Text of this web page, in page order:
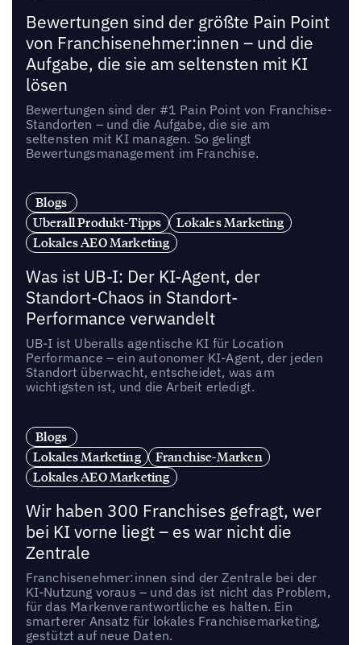
Bewertungen sind der größte Pain Point
von Franchisenehmer:innen – und die
Aufgabe, die sie am seltensten mit KI
lösen
Bewertungen sind der #1 Pain Point von Franchise-
Standorten – und die Aufgabe, die sie am
seltensten mit KI managen. So gelingt
Bewertungsmanagement im Franchise.
Blogs
Uberall Produkt-Tipps
Lokales Marketing
Lokales AEO Marketing
Was ist UB-I: Der KI-Agent, der
Standort-Chaos in Standort-
Performance verwandelt
UB-I ist Uberalls agentische KI für Location
Performance – ein autonomer KI-Agent, der jeden
Standort überwacht, entscheidet, was am
wichtigsten ist, und die Arbeit erledigt.
Blogs
Lokales Marketing
Franchise-Marken
Lokales AEO Marketing
Wir haben 300 Franchises gefragt, wer
bei KI vorne liegt – es war nicht die
Zentrale
Franchisenehmer:innen sind der Zentrale bei der
KI-Nutzung voraus – und das ist nicht das Problem,
für das Markenverantwortliche es halten. Ein
smarterer Ansatz für lokales Franchisemarketing,
gestützt auf neue Daten.